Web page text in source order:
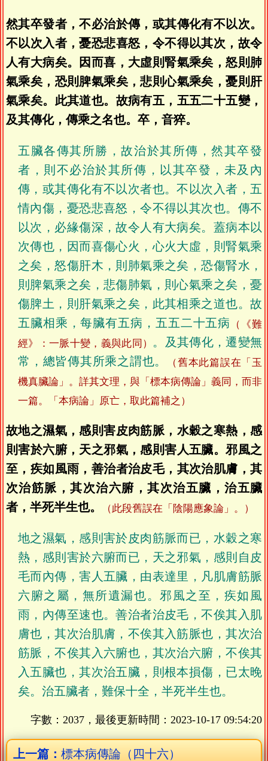
然其卒發者，不必治於傳，或其傳化有不以次。
不以次入者，憂恐悲喜怒，令不得以其次，故令
人有大病矣。因而喜，大虛則腎氣乘矣，怒則肺
氣乘矣，恐則脾氣乘矣，悲則心氣乘矣，憂則肝
氣乘矣。此其道也。故病有五，五五二十五變，
及其傳化，傳乘之名也。卒，音猝。
五臟各傳其所勝，故治於其所傳，然其卒發
者，則不必治於其所傳，以其卒發，未及內
傳，或其傳化有不以次者也。不以次入者，五
情內傷，憂恐悲喜怒，令不得以其次也。傳不
以次，必緣傷深，故令人有大病矣。蓋病本以
次傳也，因而喜傷心火，心火大虛，則腎氣乘
之矣，怒傷肝木，則肺氣乘之矣，恐傷腎水，
則脾氣乘之矣，悲傷肺氣，則心氣乘之矣，憂
傷脾土，則肝氣乘之矣，此其相乘之道也。故
五臟相乘，每臟有五病，五五二十五病
（《難
經》：一脈十變，義與此同） 。及其傳化，遷變無
常，總皆傳其所乘之謂也。
（舊本此篇誤在「玉
機真臟論」。詳其文理，與「標本病傳論」義同，而非
一篇。「本病論」原亡，取此篇補之）
故地之濕氣，感則害皮肉筋脈，水穀之寒熱，感
則害於六腑，天之邪氣，感則害人五臟。邪風之
至，疾如風雨，善治者治皮毛，其次治肌膚，其
次治筋脈，其次治六腑，其次治五臟，治五臟
者，半死半生也。
（此段舊誤在「陰陽應象論」。）
地之濕氣，感則害於皮肉筋脈而已，水穀之寒
熱，感則害於六腑而已，天之邪氣，感則自皮
毛而內傳，害人五臟，由表達里，凡肌膚筋脈
六腑之屬，無所遺漏也。邪風之至，疾如風
雨，內傳至速也。善治者治皮毛，不俟其入肌
膚也，其次治肌膚，不俟其入筋脈也，其次治
筋脈，不俟其入六腑也，其次治六腑，不俟其
入五臟也，其次治五臟，則根本損傷，已太晚
矣。治五臟者，難保十全，半死半生也。
字數：2037，最後更新時間： 2023-10-17 09:54:20
上一篇： 標本病傳論（四十六）